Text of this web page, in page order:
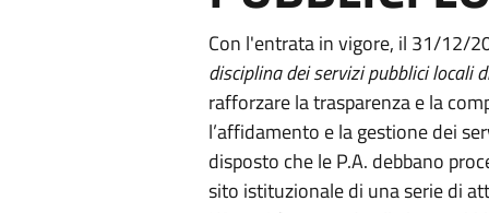
Con l'entrata in vigore, il 31/12/
disciplina dei servizi pubblici locali
rafforzare la trasparenza e la
l’affidamento e la gestione dei
disposto che le P.A. debbano
sito istituzionale di una serie di